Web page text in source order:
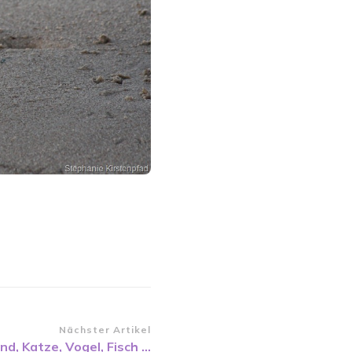
Nächster Artikel
Katze, Vogel, Fisch …